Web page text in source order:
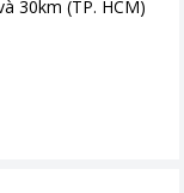
30km (TP. HCM)